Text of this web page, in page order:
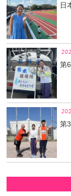
日
第
第